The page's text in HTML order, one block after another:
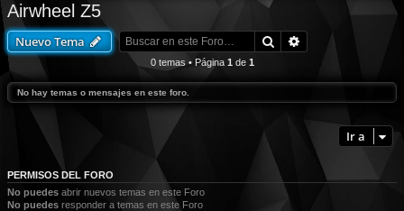
Airwheel Z5
Nuevo Tema Buscar
0 temas • Página 1 de 1
No hay temas o mensajes en este foro.
Ir a
PERMISOS DEL FORO
No puedes abrir nuevos temas en este Foro
No puedes responder a temas en este Foro